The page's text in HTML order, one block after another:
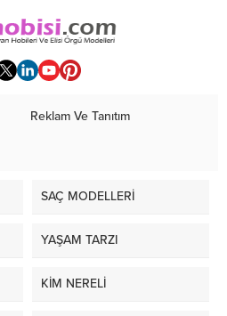
Reklam Ve Tanıtım
SAÇ MODELLERİ
YAŞAM TARZI
KİM NERELİ